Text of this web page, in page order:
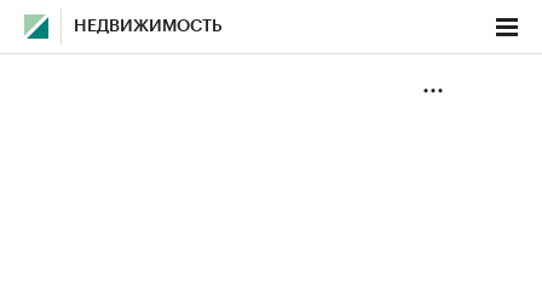
НЕДВИЖИМОСТЬ